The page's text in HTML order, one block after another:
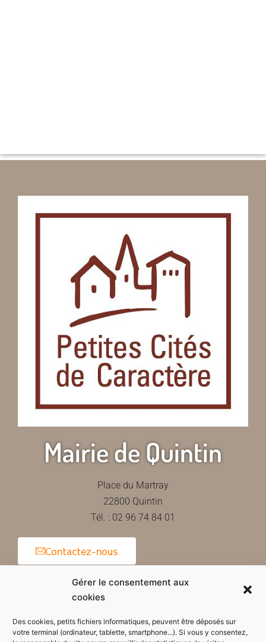
Gérer le consentement aux
cookies
Des cookies, petits fichiers informatiques, peuvent être déposés sur
votre terminal (ordinateur, tablette, smartphone...). Si vous y consentez,
Mairie de Quintin
Place du Martray
22800 Quintin
Tél. : 02 96 74 84 01
Contactez-nous
Horaires d'ouverture de la mairie